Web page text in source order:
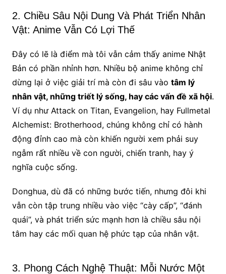
2. Chiều Sâu Nội Dung Và Phát Triển Nhân
Vật: Anime Vẫn Có Lợi Thế
Đây có lẽ là điểm mà tôi vẫn cảm thấy anime Nhật
Bản có phần nhỉnh hơn. Nhiều bộ anime không chỉ
dừng lại ở việc giải trí mà còn đi sâu vào tâm lý
nhân vật, những triết lý sống, hay các vấn đề xã hội.
Ví dụ như Attack on Titan, Evangelion, hay Fullmetal
Alchemist: Brotherhood, chúng không chỉ có hành
động đỉnh cao mà còn khiến người xem phải suy
ngẫm rất nhiều về con người, chiến tranh, hay ý
nghĩa cuộc sống.
Donghua, dù đã có những bước tiến, nhưng đôi khi
vẫn còn tập trung nhiều vào việc “cày cấp”, “đánh
quái”, và phát triển sức mạnh hơn là chiều sâu nội
tâm hay các mối quan hệ phức tạp của nhân vật.
3. Phong Cách Nghệ Thuật: Mỗi Nước Một